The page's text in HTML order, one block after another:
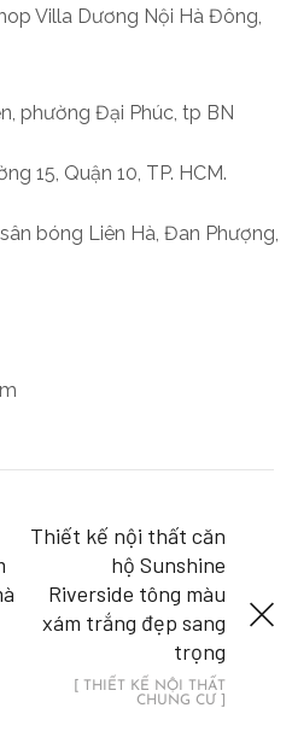
Villa Dương Nội Hà Đông,
phường Đại Phúc, tp BN
15, Quận 10, TP. HCM.
bóng Liên Hà, Đan Phượng,
Thiết kế nội thất căn
hộ Sunshine
Riverside tông màu
xám trắng đẹp sang
trọng
[ THIẾT KẾ NỘI THẤT
CHUNG CƯ ]